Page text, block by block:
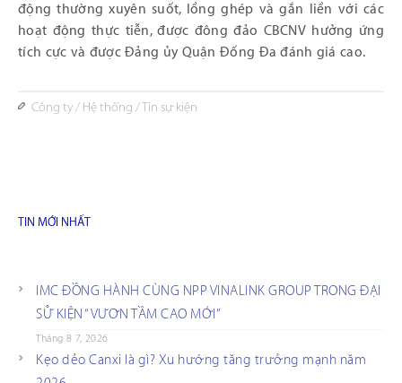
động thường xuyên suốt, lồng ghép và gắn liền với các
hoạt động thực tiễn, được đông đảo CBCNV hưởng ứng
tích cực và được Đảng ủy Quận Đống Đa đánh giá cao.
Công ty/ Hệ thống /Tin sự kiện
TIN MỚI NHẤT
IMC ĐỒNG HÀNH CÙNG NPP VINALINK GROUP TRONG ĐẠI
SỰ KIỆN “VƯƠN TẦM CAO MỚI”
Tháng 8 7, 2026
Kẹo dẻo Canxi là gì? Xu hướng tăng trưởng mạnh năm